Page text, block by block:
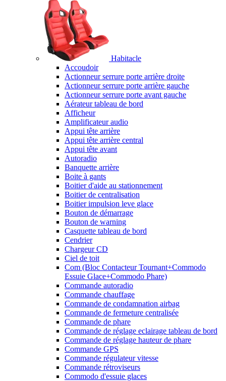
Habitacle
Accoudoir
Actionneur serrure porte arrière droite
Actionneur serrure porte arrière gauche
Actionneur serrure porte avant gauche
Aérateur tableau de bord
Afficheur
Amplificateur audio
Appui tête arrière
Appui tête arrière central
Appui tête avant
Autoradio
Banquette arrière
Boite à gants
Boitier d'aide au stationnement
Boitier de centralisation
Boitier impulsion leve glace
Bouton de démarrage
Bouton de warning
Casquette tableau de bord
Cendrier
Chargeur CD
Ciel de toit
Com (Bloc Contacteur Tournant+Commodo
Essuie Glace+Commodo Phare)
Commande autoradio
Commande chauffage
Commande de condamnation airbag
Commande de fermeture centralisée
Commande de phare
Commande de réglage eclairage tableau de bord
Commande de réglage hauteur de phare
Commande GPS
Commande régulateur vitesse
Commande rétroviseurs
Commodo d'essuie glaces